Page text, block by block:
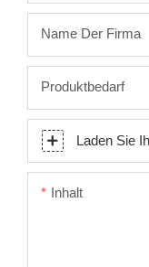
Name Der Firma
Produktbedarf
Laden Sie
Inhalt